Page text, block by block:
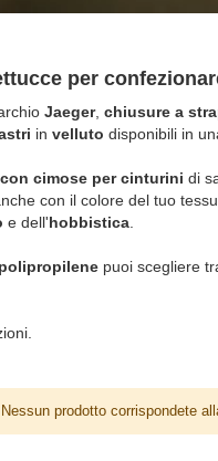
per
Jaeger, chiusure a
in velluto disponibili in
con cimose per cinturini di
con il colore del tuo
e dell'hobbistica.
puoi scegliere
Nessun prodotto corrispondete